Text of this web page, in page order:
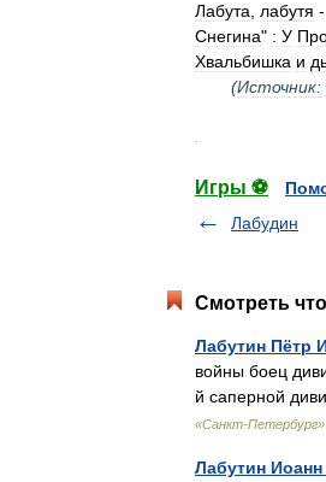
Лабута лабутя -
Снегина" : У
Хвальбишка и
(Источник:
Игры ⚽
Лабудин
Смотреть
Лабутин Пётр
войны боец
й саперной
«Санкт-Петербург»
Лабутин